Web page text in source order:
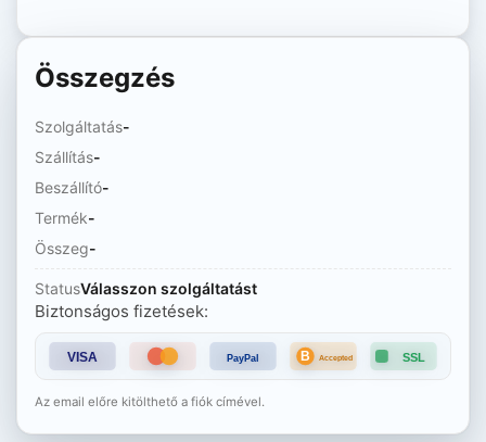
Összegzés
Szolgáltatás-
Szállítás-
Beszállító-
Termék-
Összeg-
StatusVálasszon szolgáltatást
Biztonságos fizetések:
VISA PayPal B Accepted SSL
Az email előre kitölthető a fiók címével.